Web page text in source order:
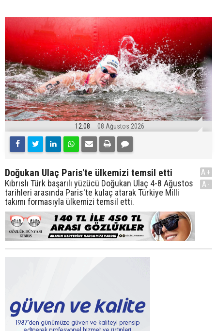
12:08 08 Ağustos 2026
Doğukan Ulaç Paris'te ülkemizi temsil etti
Kıbrıslı Türk başarılı yüzücü Doğukan Ulaç 4-8 Ağustos
tarihleri arasında Paris'te kulaç atarak Türkiye Milli
takımı formasıyla ülkemizi temsil etti.
A+
A-